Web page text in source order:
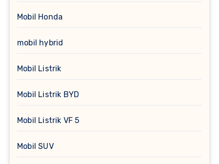
Mobil Honda
mobil hybrid
Mobil Listrik
Mobil Listrik BYD
Mobil Listrik VF 5
Mobil SUV